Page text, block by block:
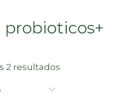
2 resultados